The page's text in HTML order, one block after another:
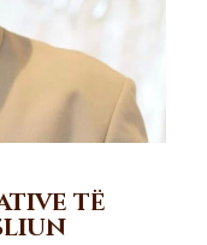
të